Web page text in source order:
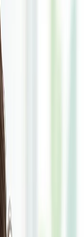
левой
боль в
состояниях – от
подреберье,
нельзя